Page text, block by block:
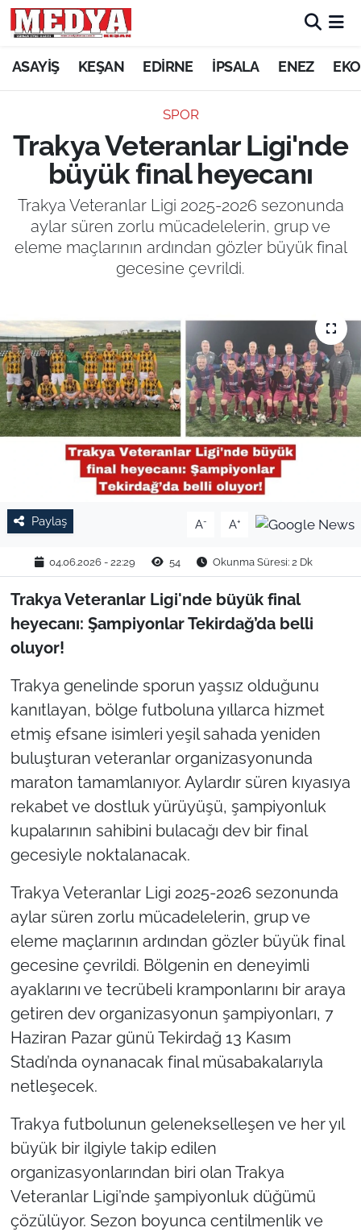
ASAYİŞ KEŞAN EDİRNE İPSALA ENEZ
SPOR
Trakya Veteranlar Ligi'nde
büyük final heyecanı
Trakya Veteranlar Ligi 2025-2026 sezonunda
aylar süren zorlu mücadelelerin, grup ve
eleme maçlarının ardından gözler büyük final
gecesine çevrildi.
Paylaş A- A+
04.06.2026 - 22:29 54 Okunma Süresi: 2 Dk
Trakya Veteranlar Ligi'nde büyük final
heyecanı: Şampiyonlar Tekirdağ’da belli
oluyor!
Trakya genelinde sporun yaşsız olduğunu
kanıtlayan, bölge futboluna yıllarca hizmet
etmiş efsane isimleri yeşil sahada yeniden
buluşturan veteranlar organizasyonunda
maraton tamamlanıyor. Aylardır süren kıyasıya
rekabet ve dostluk yürüyüşü, şampiyonluk
kupalarının sahibini bulacağı dev bir final
gecesiyle noktalanacak.
Trakya Veteranlar Ligi 2025-2026 sezonunda
aylar süren zorlu mücadelelerin, grup ve
eleme maçlarının ardından gözler büyük final
gecesine çevrildi. Bölgenin en deneyimli
ayaklarını ve tecrübeli kramponlarını bir araya
getiren dev organizasyonun şampiyonları, 7
Haziran Pazar günü Tekirdağ 13 Kasım
Stadı’nda oynanacak final müsabakalarıyla
netleşecek.
Trakya futbolunun gelenekselleşen ve her yıl
büyük bir ilgiyle takip edilen
organizasyonlarından biri olan Trakya
Veteranlar Ligi’nde şampiyonluk düğümü
çözülüyor. Sezon boyunca centilmenlik ve
KEŞAN
ASAYİŞ
SİYASET
GÜNDEM
EĞİTİM
TARIM VE HAYVANCILIK
KÜLTÜR SANAT
RESMİ İLAN
SPOR
YAŞAM
EDİRNE
TEKİRDAĞ
KIRKLARELİ
ÇANAKKALE
TÜRKİYE
Bölge
Genel
Politika
Flaş Haber
Dış Haberler
Magazin
İş Dünyası
Bilim Teknoloji
English News
Canlı Maç